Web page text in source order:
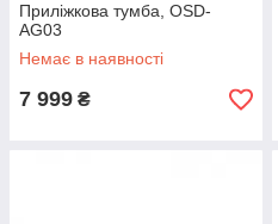
Приліжкова тумба, OSD-
AG03
Немає в наявності
7 999 ₴